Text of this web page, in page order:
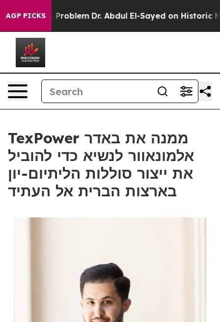
AGP PICKS
Math Problem Dr. Abdul El-Sayed on Historic
TexPower ממנה את באדר
אלמונאוור לנשיא כדי להוביל
את ייצור סוללות הליתיום-יון
בארצות הברית אל העתיד